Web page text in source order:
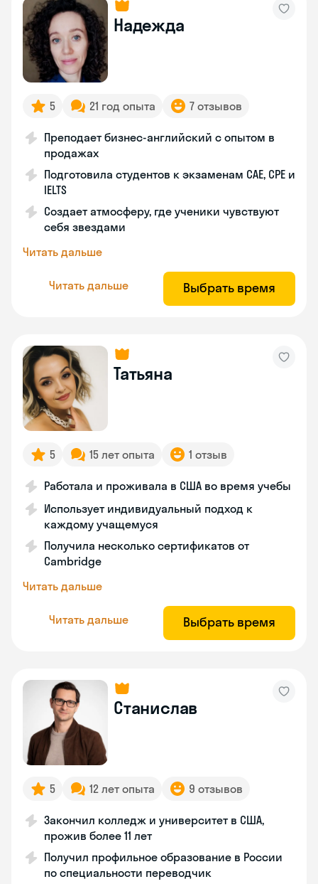
Надежда
5 21 год опыта 7 отзывов
Преподает бизнес-английский с опытом в
продажах
Подготовила студентов к экзаменам CAE, CPE и
IELTS
Создает атмосферу, где ученики чувствуют
себя звездами
Читать дальше
Читать дальше Выбрать время
Татьяна
5 15 лет опыта 1 отзыв
Работала и проживала в США во время учебы
Использует индивидуальный подход к
каждому учащемуся
Получила несколько сертификатов от
Cambridge
Читать дальше
Читать дальше Выбрать время
Станислав
5 12 лет опыта 9 отзывов
Закончил колледж и университет в США,
прожив более 11 лет
Получил профильное образование в России
по специальности переводчик